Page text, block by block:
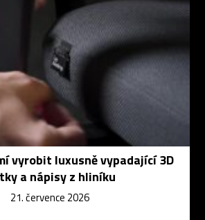
vyrobit luxusně vypadající 3D
a nápisy z hliníku
21. července 2026